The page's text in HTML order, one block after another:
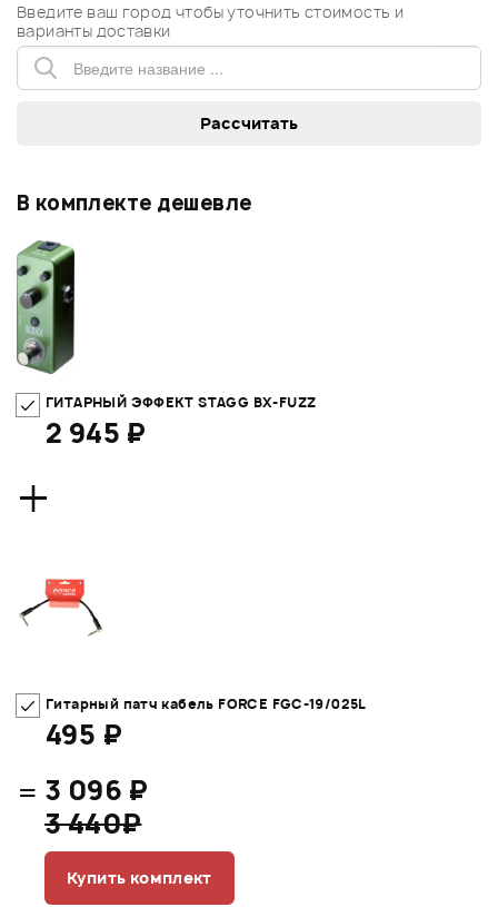
Введите ваш город чтобы уточнить стоимость и
варианты доставки
В комплекте дешевле
ГИТАРНЫЙ ЭФФЕКТ STAGG BX-FUZZ
2 945 ₽
+
Гитарный патч кабель FORCE FGC-19/025L
495 ₽
= 3 096 ₽
3 440₽
Купить комплект